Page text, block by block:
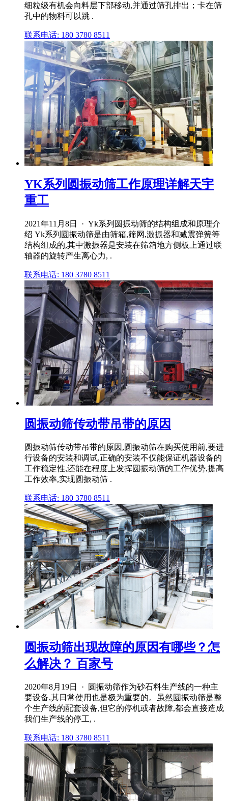
细粒级有机会向料层下部移动,并通过筛孔排出；卡在筛
孔中的物料可以跳 .
联系电话: 180 3780 8511
YK系列圆振动筛工作原理详解天宇
重工
2021年11月8日 · Yk系列圆振动筛的结构组成和原理介
绍 Yk系列圆振动筛是由筛箱,筛网,激振器和减震弹簧等
结构组成的,其中激振器是安装在筛箱地方侧板上通过联
轴器的旋转产生离心力, .
联系电话: 180 3780 8511
圆振动筛传动带吊带的原因
圆振动筛传动带吊带的原因,圆振动筛在购买使用前,要进
行设备的安装和调试,正确的安装不仅能保证机器设备的
工作稳定性,还能在程度上发挥圆振动筛的工作优势,提高
工作效率,实现圆振动筛 .
联系电话: 180 3780 8511
圆振动筛出现故障的原因有哪些？怎
么解决？ 百家号
2020年8月19日 · 圆振动筛作为砂石料生产线的一种主
要设备,其日常使用也是极为重要的。虽然圆振动筛是整
个生产线的配套设备,但它的停机或者故障,都会直接造成
我们生产线的停工, .
联系电话: 180 3780 8511